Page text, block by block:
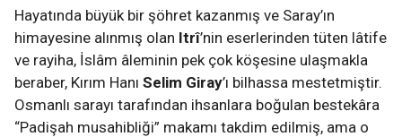
Hayatında büyük bir şöhret kazanmış ve Saray’ın
himayesine alınmış olan Itrî’nin eserlerinden tüten lâtife
ve rayiha, İslâm âleminin pek çok köşesine ulaşmakla
beraber, Kırım Hanı Selim Giray’ı bilhassa mestetmiştir.
Osmanlı sarayı tarafından ihsanlara boğulan bestekâra
“Padişah musahibliği” makamı takdim edilmiş, ama o